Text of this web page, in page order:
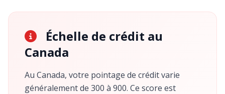
Échelle de crédit au
Canada
Au Canada, votre pointage de crédit varie
généralement de 300 à 900. Ce score est